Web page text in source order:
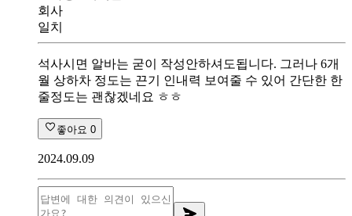
회사
일치
석사시면 알바는 굳이 작성안하셔도됩니다. 그러나 6개
월 상하차 정도는 끈기 인내력 보여줄 수 있어 간단한 한
줄정도는 괜찮겠네요 ㅎㅎ
좋아요 0
2024.09.09